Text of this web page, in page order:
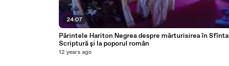
24:07
Părintele Hariton Negrea despre mărturisirea în Sfînta
Scriptură şi la poporul român
12 years ago